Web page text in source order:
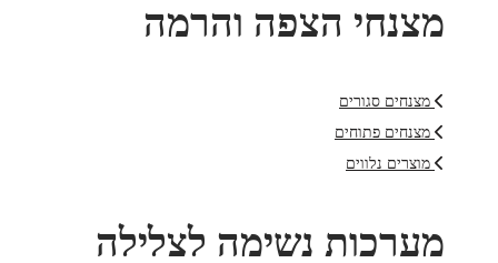
מצנחי הצפה והרמה
מצנחים סגורים
מצנחים פתוחים
מוצרים נלווים
מערכות נשימה לצלילה